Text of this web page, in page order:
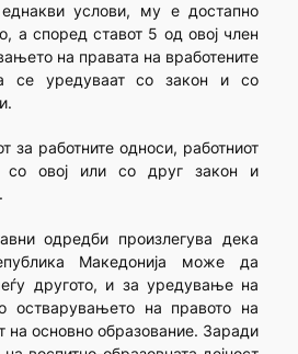
услови, му е достапно
а според ставот 5 од овој член
на правата на вработените
се уредуваат со закон и со
за работните односи, работниот
со овој или со друг закон и
одредби произлегува дека
Македонија може да
другото, и за уредување на
остварувањето на правото на
на основно образование. Заради